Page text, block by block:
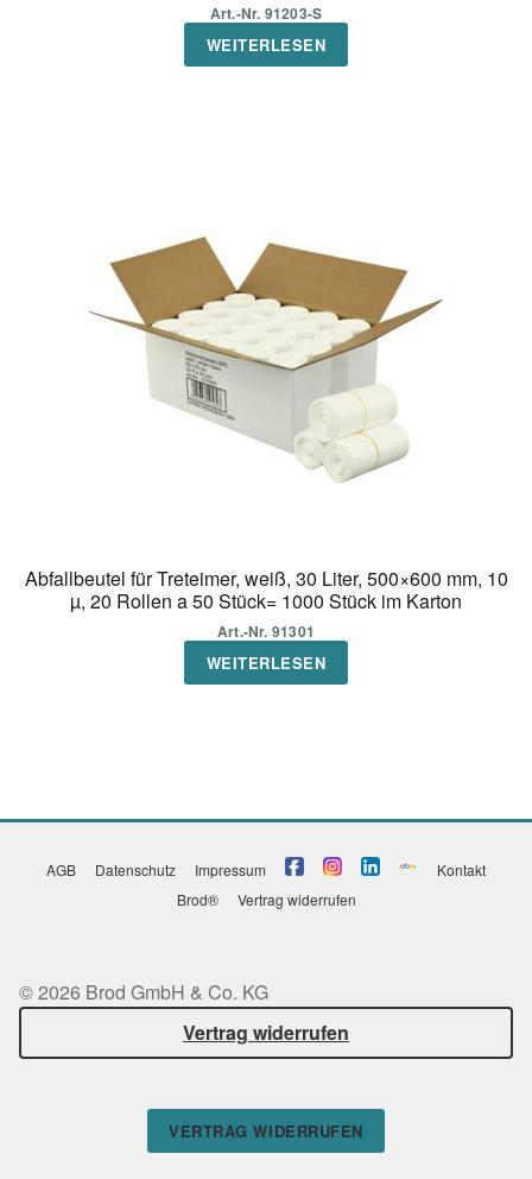
Art.-Nr. 91203-S
WEITERLESEN
Abfallbeutel für Treteimer, weiß, 30 Liter, 500×600 mm, 10
µ, 20 Rollen a 50 Stück= 1000 Stück im Karton
Art.-Nr. 91301
WEITERLESEN
AGB Datenschutz Impressum
Kontakt
Brod®
Vertrag widerrufen
© 2026 Brod GmbH & Co. KG
Vertrag widerrufen
VERTRAG WIDERRUFEN